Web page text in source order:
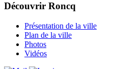
Découvrir Roncq
Présentation de la ville
Plan de la ville
Photos
Vidéos